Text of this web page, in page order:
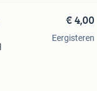
€ 4,00
Eergisteren